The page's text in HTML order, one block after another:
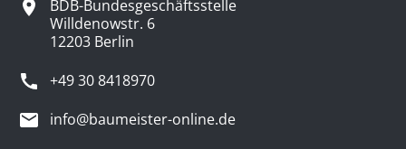
BDB-Bundesgeschäftsstelle
Willdenowstr. 6
12203 Berlin
+49 30 8418970
info@baumeister-online.de